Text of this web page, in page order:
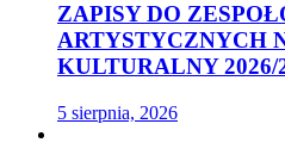
ZAPISY DO
ARTYSTYCZNYCH
KULTURALNY 2026/
5 sierpnia, 2026